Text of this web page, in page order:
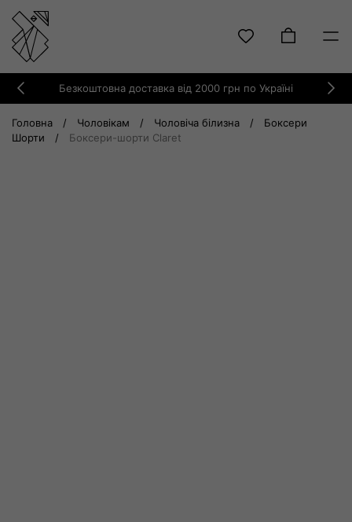
content
Безкоштовна доставка від 2000 грн по Україні
Previous
Головна / Чоловікам / Чоловіча білизна /
Боксери
Шорти
/ Боксери-шорти Claret